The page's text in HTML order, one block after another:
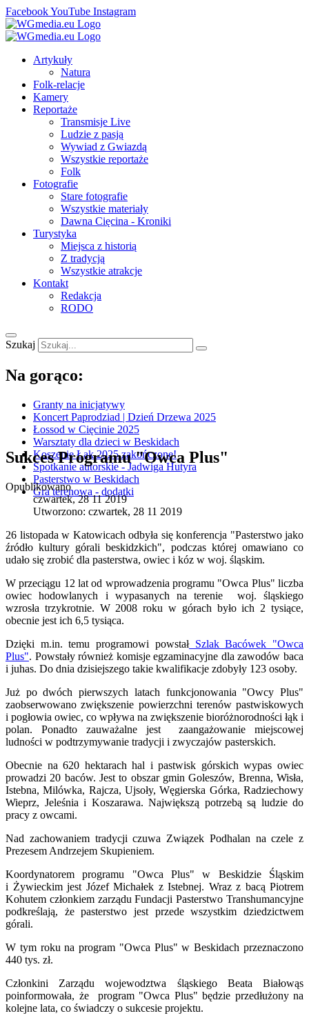
FacebookYouTube Instagram
Artykuły
Natura
Folk-relacje
Kamery
Reportaże
Transmisje Live
Ludzie z pasją
Wywiad z Gwiazdą
Wszystkie reportaże
Folk
Fotografie
Stare fotografie
Wszystkie materiały
Dawna Cięcina - Kroniki
Turystyka
Miejsca z historią
Z tradycją
Wszystkie atrakcje
Kontakt
Redakcja
RODO
Szukaj
Na gorąco:
Granty na inicjatywy
Koncert Paprodziad | Dzień Drzewa 2025
Łossod w Cięcinie 2025
Warsztaty dla dzieci w Beskidach
Koszenie Łąk 2025 zakończone!
Spotkanie autorskie - Jadwiga Hutyra
Pasterstwo w Beskidach
Gra terenowa - dodatki
Sukces Programu "Owca Plus"
Opublikowano
czwartek, 28 11 2019
Utworzono: czwartek, 28 11 2019
26 listopada w Katowicach odbyła się konferencja "Pasterstwo jako
źródło kultury górali beskidzkich", podczas której omawiano co
udało się zrobić dla pasterstwa, owiec i kóz w woj. śląskim.
W przeciągu 12 lat od wprowadzenia programu "Owca Plus" liczba
owiec hodowlanych i wypasanych na terenie woj. śląskiego
wzrosła trzykrotnie. W 2008 roku w górach było ich 2 tysiące,
obecnie jest ich 6,5 tysiąca.
Dzięki m.in. temu programowi powstałSzlak Bacówek "Owca
Plus". Powstały również komisje egzaminacyjne dla zawodów baca
i juhas. Do dnia dzisiejszego takie kwalifikacje zdobyły 123 osoby.
Już po dwóch pierwszych latach funkcjonowania "Owcy Plus"
zaobserwowano zwiększenie powierzchni terenów pastwiskowych
i pogłowia owiec, co wpływa na zwiększenie bioróżnorodności łąk i
polan. Ponadto zauważalne jest zaangażowanie miejscowej
ludności w podtrzymywanie tradycji i zwyczajów pasterskich.
Obecnie na 620 hektarach hal i pastwisk górskich wypas owiec
prowadzi 20 baców. Jest to obszar gmin Goleszów, Brenna, Wisła,
Istebna, Milówka, Rajcza, Ujsoły, Węgierska Górka, Radziechowy
Wieprz, Jeleśnia i Koszarawa. Największą potrzebą są ludzie do
pracy z owcami.
Nad zachowaniem tradycji czuwa Związek Podhalan na czele z
Prezesem Andrzejem Skupieniem.
Koordynatorem programu "Owca Plus" w Beskidzie Śląskim
i Żywieckim jest Józef Michałek z Istebnej. Wraz z bacą Piotrem
Kohutem członkiem zarządu Fundacji Pasterstwo Transhumancyjne
podkreślają, że pasterstwo jest przede wszystkim dziedzictwem
górali.
W tym roku na program "Owca Plus" w Beskidach przeznaczono
440 tys. zł.
Członkini Zarządu wojewodztwa śląskiego Beata Białowąs
poinformowała, że program "Owca Plus" będzie przedłużony na
kolejne lata, co świadczy o sukcesie projektu.